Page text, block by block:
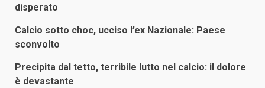
disperato
Calcio sotto choc, ucciso l’ex Nazionale: Paese
sconvolto
Precipita dal tetto, terribile lutto nel calcio: il dolore
è devastante